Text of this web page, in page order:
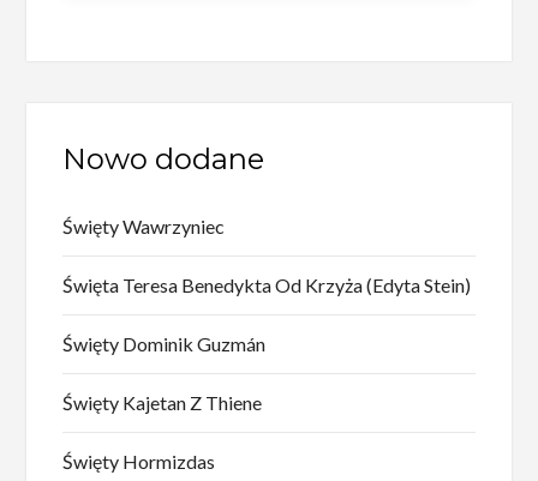
Nowo dodane
Święty Wawrzyniec
Święta Teresa Benedykta Od Krzyża (Edyta Stein)
Święty Dominik Guzmán
Święty Kajetan Z Thiene
Święty Hormizdas